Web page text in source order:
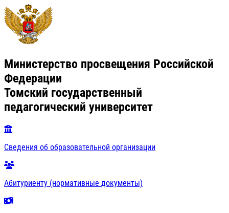
Министерство просвещения Российской
Федерации
Томский государственный
педагогический университет
Сведения об образовательной организации
Абитуриенту (нормативные документы)